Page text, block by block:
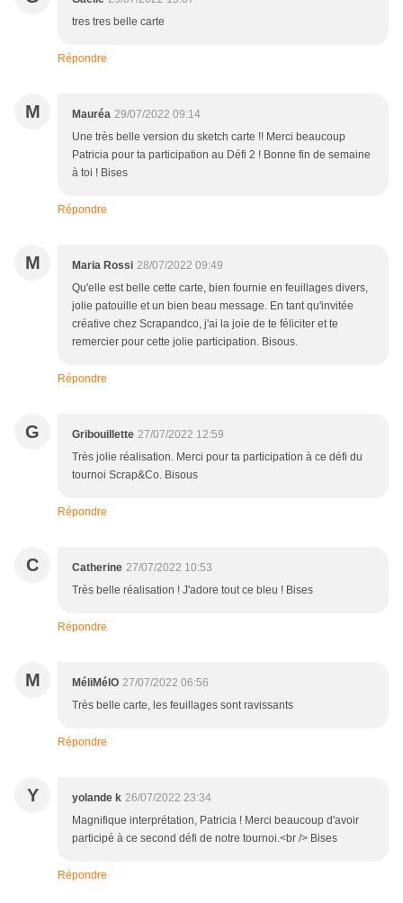
tres tres belle carte
Répondre
M Mauréa 29/07/2022 09:14
Une très belle version du sketch carte !! Merci beaucoup
Patricia pour ta participation au Défi 2 ! Bonne fin de semaine
à toi ! Bises
Répondre
M Maria Rossi 28/07/2022 09:49
Qu'elle est belle cette carte, bien fournie en feuillages divers,
jolie patouille et un bien beau message. En tant qu'invitée
créative chez Scrapandco, j'ai la joie de te féliciter et te
remercier pour cette jolie participation. Bisous.
Répondre
G Gribouillette 27/07/2022 12:59
Très jolie réalisation. Merci pour ta participation à ce défi du
tournoi Scrap&Co. Bisous
Répondre
C Catherine 27/07/2022 10:53
Très belle réalisation ! J'adore tout ce bleu ! Bises
Répondre
M MéliMélO 27/07/2022 06:56
Très belle carte, les feuillages sont ravissants
Répondre
Y yolande k 26/07/2022 23:34
Magnifique interprétation, Patricia ! Merci beaucoup d'avoir
participé à ce second défi de notre tournoi.<br /> Bises
Répondre